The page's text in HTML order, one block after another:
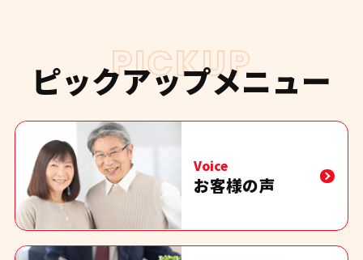
PICKUP
ピックアップメニュー
Voice
お客様の声